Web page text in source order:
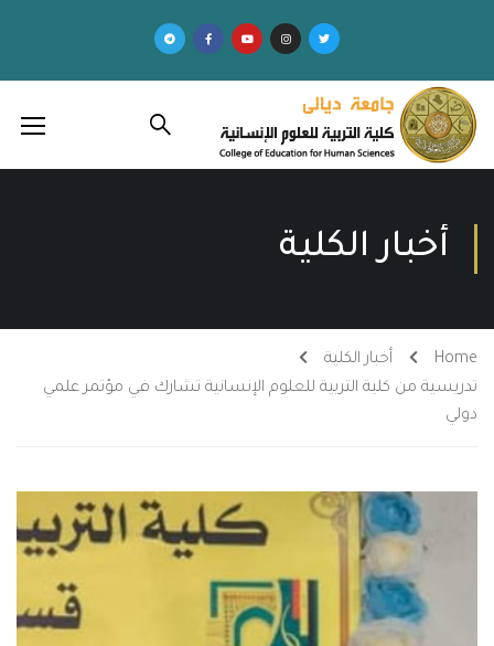
أخبار الكلية
Home
أخبار الكلية
تدريسية من كلية التربية للعلوم الإنسانية تشارك في مؤتمر علمي
دولي